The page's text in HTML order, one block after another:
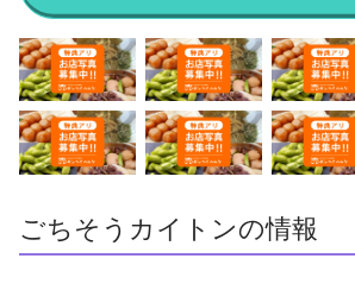
ごちそうカイトンの情報